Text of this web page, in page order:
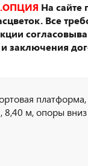
На сайте
Все
заключения
платформа,
8,40 м, опоры вниз